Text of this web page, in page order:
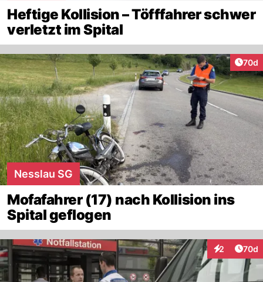
Heftige Kollision – Töfffahrer schwer
verletzt im Spital
70d
Nesslau SG
Mofafahrer (17) nach Kollision ins
Spital geflogen
2
Interaktionen
70d